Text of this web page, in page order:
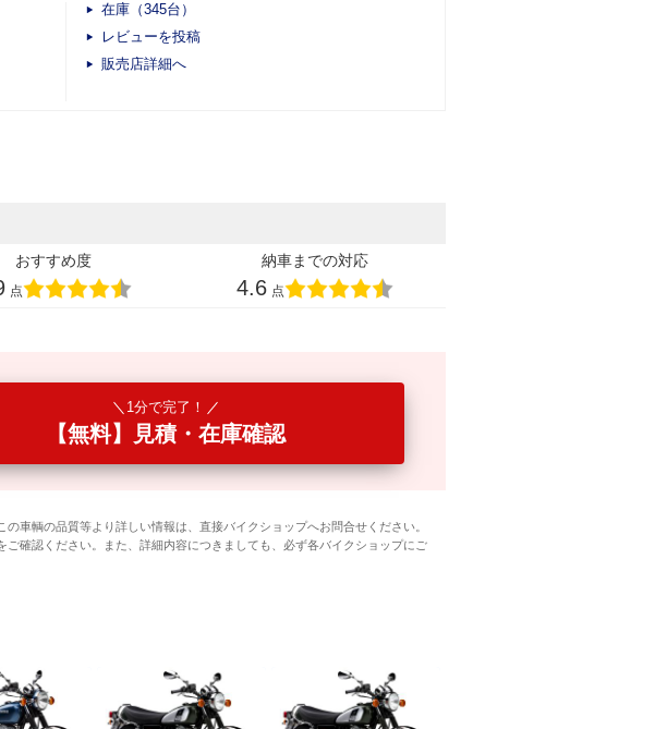
在庫（345台）
レビューを投稿
販売店詳細へ
おすすめ度
点
納車までの対応
4.6 点
1分で完了！
【無料】見積・在庫確認
車輌の品質等より詳しい情報は、直接バイクショップへお問合せください。
確認ください。また、詳細内容につきましても、必ず各バイクショップにご